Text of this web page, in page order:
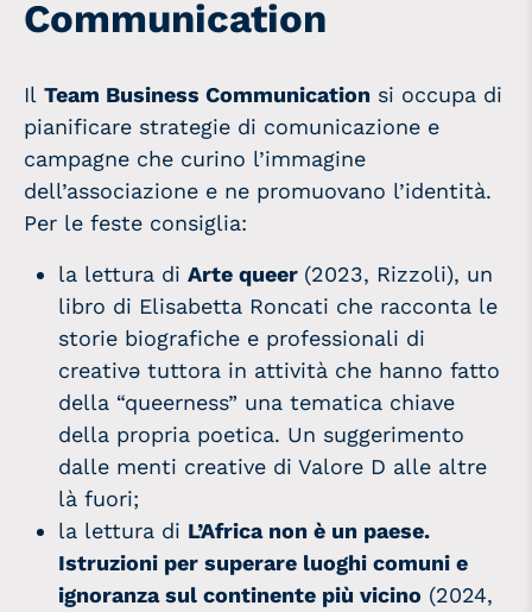
Communication
Il Team Business Communication si occupa di
pianificare strategie di comunicazione e
campagne che curino l’immagine
dell’associazione e ne promuovano l’identità.
Per le feste consiglia:
la lettura diArte queer (2023, Rizzoli), un
libro di Elisabetta Roncati che racconta le
storie biografiche e professionali di
creativə tuttora in attività che hanno fatto
della “queerness” una tematica chiave
della propria poetica. Un suggerimento
dalle menti creative di Valore D alle altre
là fuori;
la lettura di L’Africa non è un paese.
Istruzioni per superare luoghi comuni e
ignoranza sul continente più vicino (2024,